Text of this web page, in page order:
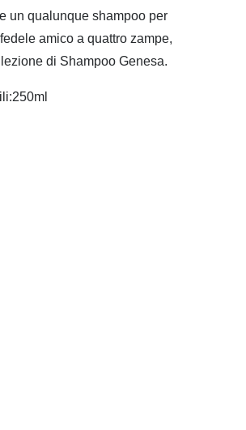
un qualunque shampoo per
amico a quattro zampe,
di Shampoo Genesa.